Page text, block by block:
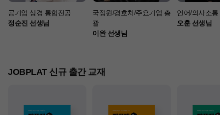
공기업 상경 통합전공
정순진 선생님
국정원/경호처/주요기업 총
이완 선생님
언어/의사소통
오훈 선생님
JOBPLAT 신규 출간 교재